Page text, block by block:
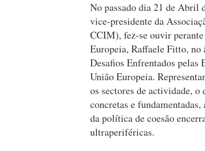
No passado dia 21 de Abril
vice-presidente da
CCIM), fez-se ouvir
Europeia, Raffaele Fitto,
Desafios Enfrentados pelas
União Europeia.
os sectores de actividade,
concretas e
da política de coesão
ultraperiféricas.